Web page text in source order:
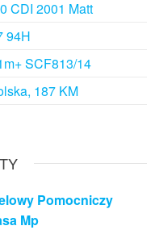
CDI 2001 Matt
94H
SCF813/14
187 KM
Pomocniczy
Mp